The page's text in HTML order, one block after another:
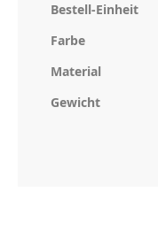
Bestell-Einheit
Farbe
Material
Gewicht